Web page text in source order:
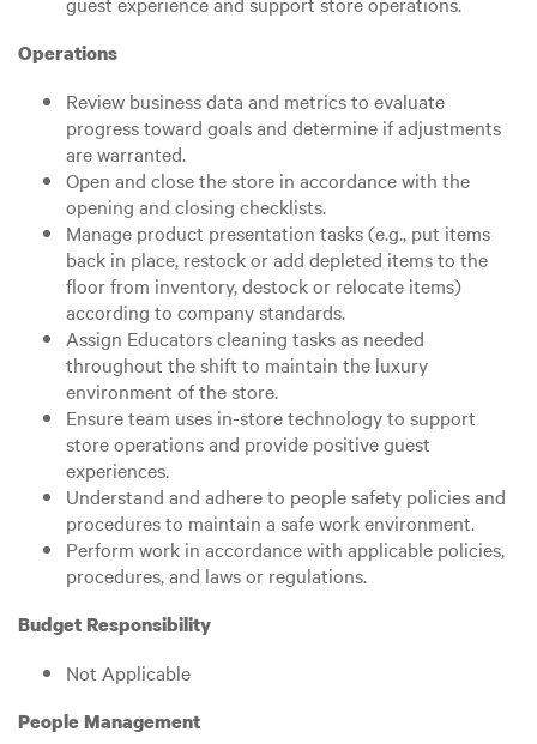
Operations
Review business data and metrics to evaluate
progress toward goals and determine if adjustments
are warranted.
Open and close the store in accordance with the
opening and closing checklists.
Manage product presentation tasks (e.g., put items
back in place, restock or add depleted items to the
floor from inventory, destock or relocate items)
according to company standards.
Assign Educators cleaning tasks as needed
throughout the shift to maintain the luxury
environment of the store.
Ensure team uses in-store technology to support
store operations and provide positive guest
experiences.
Understand and adhere to people safety policies and
procedures to maintain a safe work environment.
Perform work in accordance with applicable policies,
procedures, and laws or regulations.
Budget Responsibility
Not Applicable
People Management